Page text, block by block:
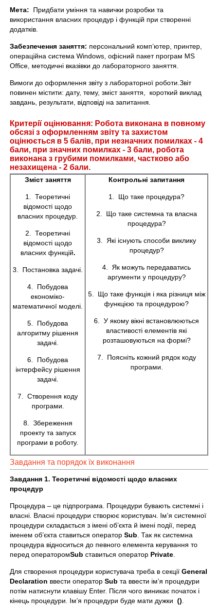
Мета: Придбати уміння та навички розробки та
використання власних процедур і функцій при створенні
додатків.
Забезпечення заняття: персональний комп’ютер, принтер,
операційна система Windows, офісний пакет програм MS
Office, методичні вказівки до лабораторного заняття.
Вимоги до оформлення звіту з лабораторної роботи.Звіт
повинен містити: дату, тему, зміст заняття, короткий виклад
завдань, результати, відповіді на запитання
Критерії оцінювання: Робота виконана в повному
обсязі з оформленням звіту та захистом
оцінюється в 5 балів, при незначних помилках - 4
бали, при значних помилках - 3 бали, робота
виконана з грубими помилками, частково або
незахищена - 2 бали.
Зміст заняття
1. Теоретичні
відомості щодо
власних процедур.
2. Теоретичні
відомості щодо
власних функцій.
3. Постановка задачі.
4. Побудова
економіко-
математичної моделі.
5. Побудова
алгоритму рішення
задачі.
6. Побудова
інтерфейсу рішення
задачі.
7. Створення коду
програми.
8. Збереження
проекту та запуск
програми в роботу.
Контрольні запитання
1. Що таке процедура?
2. Що таке системна та власна
процедура?
3. Які існують способи виклику
процедур?
4. Як можуть передаватись
аргументи у процедуру?
5. Що таке функція і яка різниця між
функцією та процедурою?
6. У якому вікні встановлюються
властивості елементів які
розташовуються на формі?
7. Поясніть кожний рядок коду
програми.
Завдання та порядок їх виконання
Завдання 1. Теоретичні відомості щодо власних
процедур
Процедура – це підпрограма. Процедури бувають системні і
власні. Власні процедури створює користувач. Ім’я системної
процедури складається з імені об’єкта й імені події, перед
іменем об’єкта ставиться оператор Sub . Так як системна
процедура відноситься до певного елемента керування то
перед операторомSub ставиться оператор Private
Для створення процедури користувача треба в секції General
Declaration ввести оператор Sub та ввести ім’я процедури
потім натиснути клавішу Enter. Після чого виникає початок і
кінець процедури. Ім’я процедури буде мати дужки ()